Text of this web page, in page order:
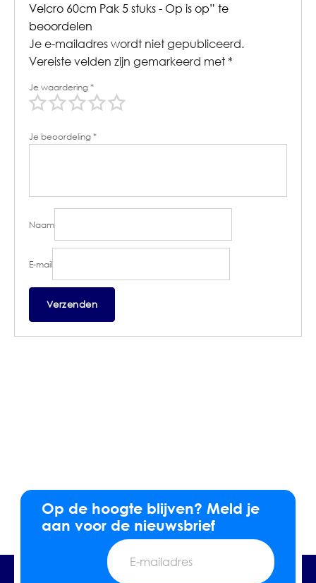
Velcro 60cm Pak 5 stuks - Op is op” te
beoordelen
Je e-mailadres wordt niet gepubliceerd.
Vereiste velden zijn gemarkeerd met *
Je waardering*
Je beoordeling*
Naam
E-mail
Op de hoogte blijven? Meld je
aan voor de nieuwsbrief
E-
mailadres